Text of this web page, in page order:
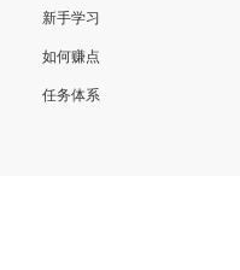
新手学习
如何赚点
任务体系